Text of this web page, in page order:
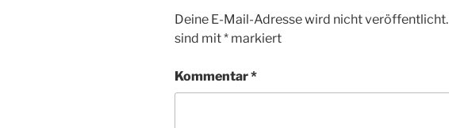
Deine E-Mail-Adresse wird nicht veröffentlicht.
sind mit* markiert
Kommentar*